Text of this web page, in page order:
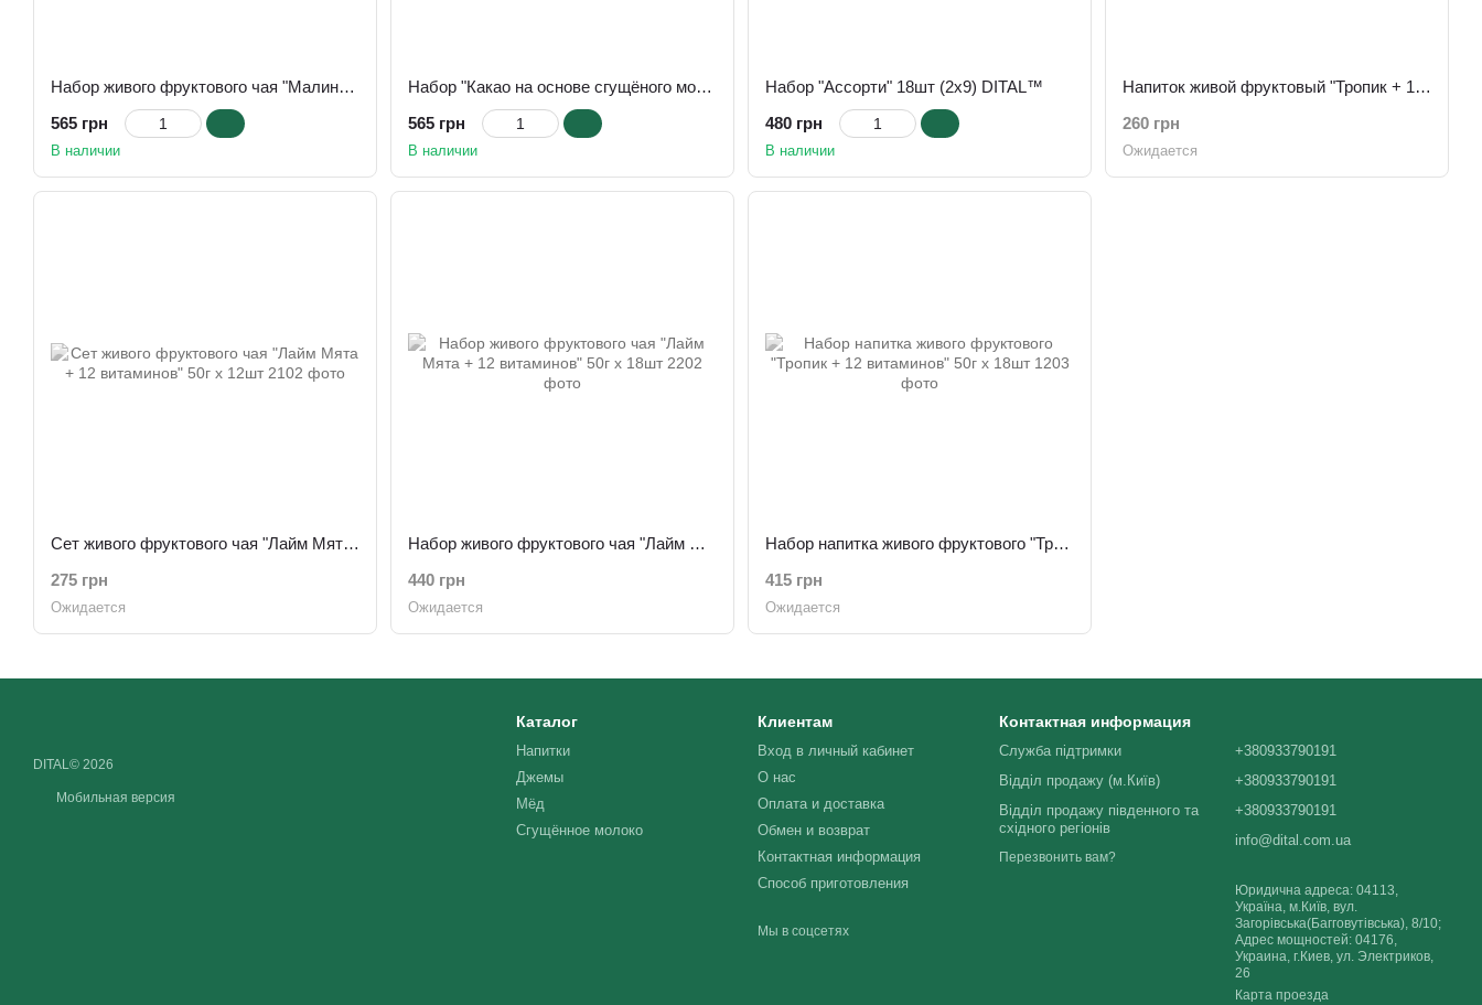
Набор живого фруктового чая "Малина + 12 витаминов" 50г х 18шт
565 грн
В наличии
Набор "Какао на основе сгущёного молока" 50г х 18шт DITAL™
565 грн
В наличии
Набор "Ассорти" 18шт (2х9) DITAL™
480 грн
В наличии
Напиток живой фруктовый "Тропик + 12 витаминов" 50г х 12шт DITAL™
260 грн
Ожидается
Сет живого фруктового чая "Лайм Мята + 12 витаминов" 50г х 12шт
275 грн
Ожидается
Набор живого фруктового чая "Лайм Мята + 12 витаминов" 50г х 18шт
440 грн
Ожидается
Набор напитка живого фруктового "Тропик + 12 витаминов" 50г х 18шт
415 грн
Ожидается
DITAL© 2026
Мобильная версия
Каталог
Напитки
Джемы
Мёд
Сгущённое молоко
Клиентам
Вход в личный кабинет
О нас
Оплата и доставка
Обмен и возврат
Контактная информация
Способ приготовления
Мы в соцсетях
Контактная информация
Служба підтримки
Відділ продажу (м.Київ)
Відділ продажу південного та
східного регіонів
Перезвонить вам?
+380933790191
+380933790191
+380933790191
info@dital.com.ua
Юридична адреса: 04113,
Україна, м.Київ, вул.
Загорівська(Багговутівська), 8/10;
Адрес мощностей: 04176,
Украина, г.Киев, ул. Электриков,
26
Карта проезда